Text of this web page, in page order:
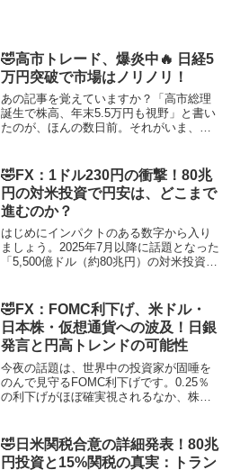
🤣高市トレード、爆炎中🔥 日経5
万円突破で市場はノリノリ！
あの記事を覚えていますか？「高市総理
誕生で株高、年末5.5万円も視野」と書い
たのが、ほんの数日前。それがいま、現
を読んで動いた方は、きっと今ごろ“高市
トレード”の恩恵...
🤣FX：1ドル230円の衝撃！80兆
円の対米投資で円安は、どこまで
進むのか？
はじめにインパクトのある数字から入り
ましょう。2025年7月以降に話題となった
「5,500億ドル（約80兆円）の対米投資合
す。単純にかけ算すれば、80兆円＝80円
の円...
🤣FX：FOMC利下げ、米ドル・
日本株・仮想通貨への波及！日銀
発言と円高トレンドの可能性
今夜の話題は、世界中の投資家が固唾を
のんで見守るFOMC利下げです。0.25％
の利下げがほぼ確実視されるなか、株式
ています。期待と不安が交錯するこの瞬
間、私たちはどんな...
🤣日米関税合意の詳細発表！80兆
円投資と15%関税の真実：トラン